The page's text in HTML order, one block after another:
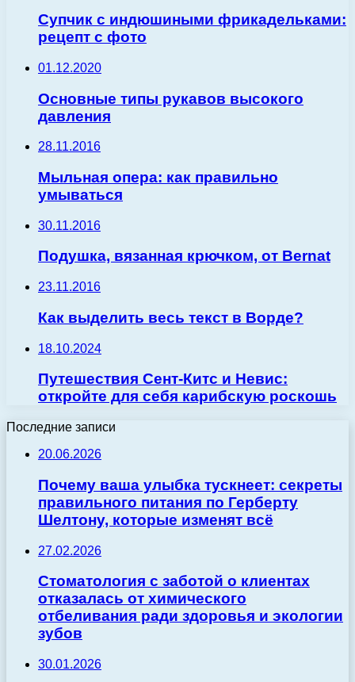
Супчик с индюшиными фрикадельками:
рецепт с фото
01.12.2020
Основные типы рукавов высокого
давления
28.11.2016
Мыльная опера: как правильно
умываться
30.11.2016
Подушка, вязанная крючком, от Bernat
23.11.2016
Как выделить весь текст в Ворде?
18.10.2024
Путешествия Сент-Китс и Невис:
откройте для себя карибскую роскошь
Последние записи
20.06.2026
Почему ваша улыбка тускнеет: секреты
правильного питания по Герберту
Шелтону, которые изменят всё
27.02.2026
Стоматология с заботой о клиентах
отказалась от химического
отбеливания ради здоровья и экологии
зубов
30.01.2026